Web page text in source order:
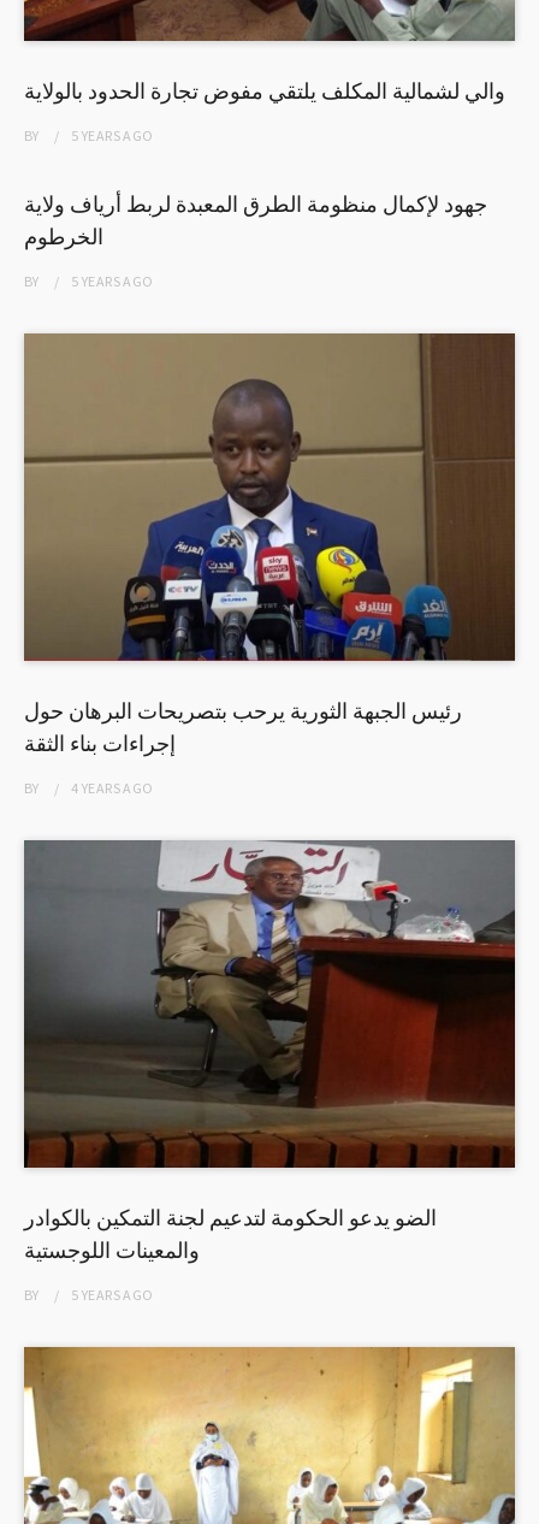
والي لشمالية المكلف يلتقي مفوض تجارة الحدود بالولاية
BY 5 YEARSAGO
جهود لإكمال منظومة الطرق المعبدة لربط أرياف ولاية
الخرطوم
BY 5 YEARSAGO
رئيس الجبهة الثورية يرحب بتصريحات البرهان حول
إجراءات بناء الثقة
BY 4 YEARSAGO
الضو يدعو الحكومة لتدعيم لجنة التمكين بالكوادر
والمعينات اللوجستية
BY 5 YEARSAGO